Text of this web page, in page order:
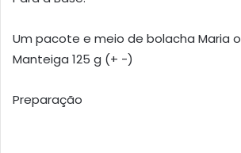
Um pacote e meio de bolacha Maria
Manteiga 125 g (+ -)
Preparação